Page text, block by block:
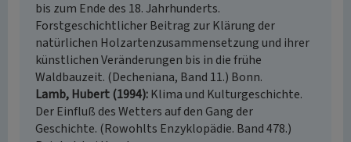
bis zum Ende des 18. Jahrhunderts.
Forstgeschichtlicher Beitrag zur Klärung der
natürlichen Holzartenzusammensetzung und ihrer
künstlichen Veränderungen bis in die frühe
Waldbauzeit. (Decheniana, Band 11.) Bonn.
Lamb, Hubert (1994) Klima und Kulturgeschichte.
Der Einfluß des Wetters auf den Gang der
Geschichte. (Rowohlts Enzyklopädie. Band 478.)